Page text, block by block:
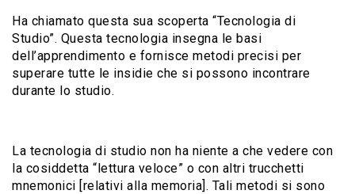
Ha chiamato questa sua scoperta “Tecnologia di
Studio”. Questa tecnologia insegna le basi
dell’apprendimento e fornisce metodi precisi per
superare tutte le insidie che si possono incontrare
durante lo studio.
La tecnologia di studio non ha niente a che vedere con
la cosiddetta “lettura veloce” o con altri trucchetti
mnemonici [relativi alla memoria]. Tali metodi si sono